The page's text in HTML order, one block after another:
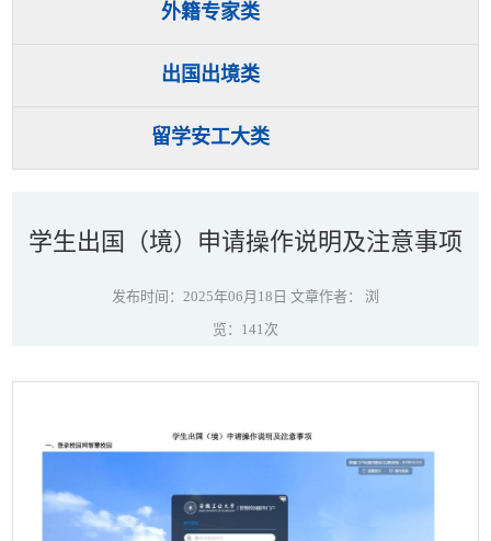
外籍专家类
出国出境类
留学安工大类
学生出国（境）申请操作说明及注意事项
发布时间：2025年06月18日 文章作者： 浏
览： 141次